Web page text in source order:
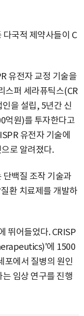
국적 제약사들이 C
유전자 교정 기술을
스퍼 세라퓨틱스(CR
을 설립, 5년간 신
억원)를 투자한다고
유전자 기술에
로 알려졌다.
백질 조작 기술과
환 치료제를 개발하
뛰어들었다. CRISP
에 1500
포에서 질병의 원인
임상 연구를 진행